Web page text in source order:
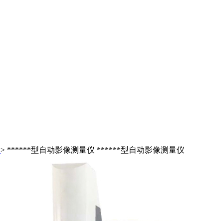
> ******型自动影像测量仪 ******型自动影像测量仪